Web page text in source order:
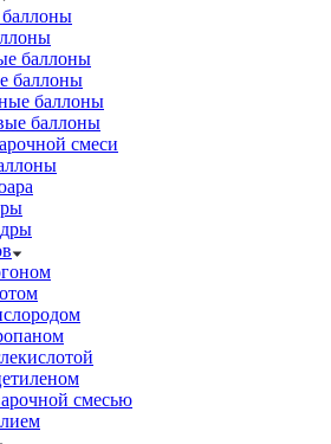
баллоны
баллоны
баллоны
баллоны
смеси
смесью